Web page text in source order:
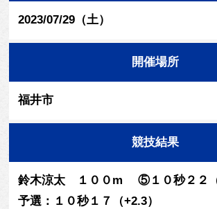
2023/07/29（土）
開催場所
福井市
競技結果
鈴木涼太 １００m ⑤１０秒２２
予選：１０秒１７（+2.3）